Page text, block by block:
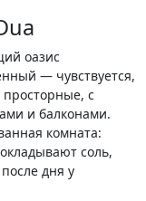
оазис
— чувствуется,
просторные, с
и балконами.
комната:
соль,
дня у